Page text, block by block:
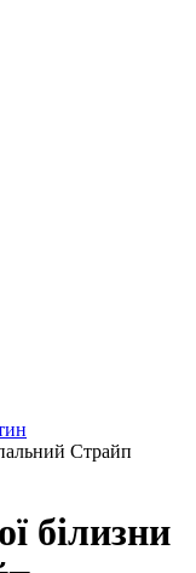
Страйп
білизни